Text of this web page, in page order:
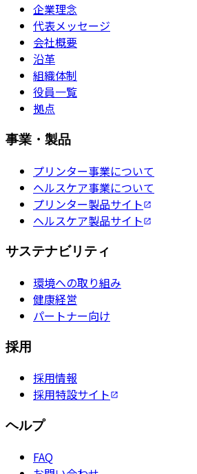
企業理念
代表メッセージ
会社概要
沿革
組織体制
役員一覧
拠点
事業・製品
プリンター事業について
ヘルスケア事業について
プリンター製品サイト
ヘルスケア製品サイト
サステナビリティ
環境への取り組み
健康経営
パートナー向け
採用
採用情報
採用特設サイト
ヘルプ
FAQ